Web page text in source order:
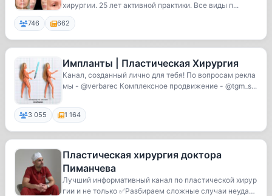
хирургии. 25 лет активной практики. Все виды п...
746 662
Импланты | Пластическая Хирургия
Канал, созданный лично для тебя! По вопросам рекла
мы - @verbarec Комплексное продвижение - @tgm_s...
3 055 1 164
Пластическая хирургия доктора
Пиманчева
Лучший информативный канал по пластической хирур
гии и не только ✅Разбираем сложные случаи неудач